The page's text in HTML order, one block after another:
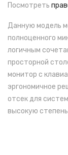
Посмотреть
Данную модель
полноценного
логичным
просторной
монитор с
эргономичное
отсек для
высокую